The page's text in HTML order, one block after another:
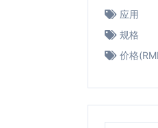
应用
规格
价格